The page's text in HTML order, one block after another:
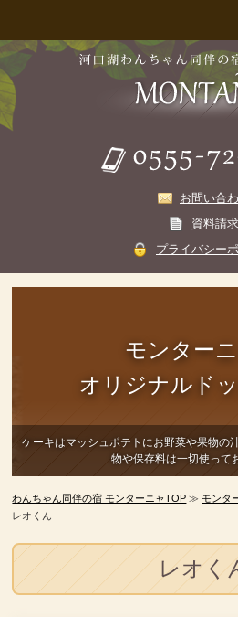
お問い合
資料請求
プライバシー
モンターニ
オリジナルド
ケーキはマッシュポテトにお野菜や果物の
物や保存料は一切使って
わんちゃん同伴の宿 モンターニャTOP ≫モンタ
レオくん
レオく